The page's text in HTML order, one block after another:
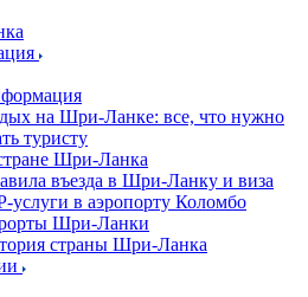
на Шри-Ланке: все, что нужно
туристу
Шри-Ланка
въезда в Шри-Ланку и виза
услуги в аэропорту Коломбо
Шри-Ланки
страны Шри-Ланка